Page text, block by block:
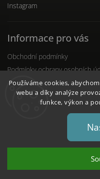
Používáme cookies,
webu a díky analýze
funkce, výkon a
Instagram
Informace pro vás
Obchodní podmínky
Podmínky ochrany osobních
Reklamační řád
Copyright 2026
Upravit